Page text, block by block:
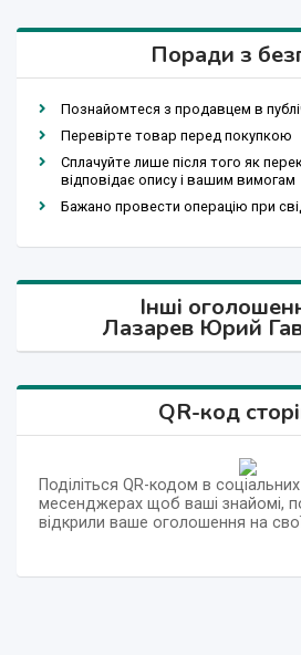
Поради з
Познайомтеся з продавцем в
Перевірте товар перед покупкою
Сплачуйте лише після того як
відповідає опису і вашим вимогам
Бажано провести операцію при
Інші
Лазарев Юрий
QR-код
Поділіться QR-кодом в
месенджерах щоб ваші знайомі,
відкрили ваше оголошення на